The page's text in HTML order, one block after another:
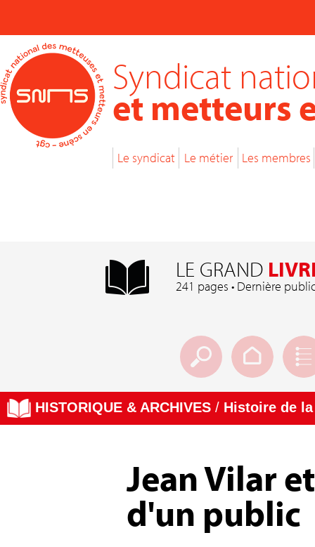
Syndicat
et metteurs
Le syndicat Le métier Les membres
LE GRAND
241 pages • Dernière
HISTORIQUE & ARCHIVES / Histoire de
Jean Vilar
d'un public